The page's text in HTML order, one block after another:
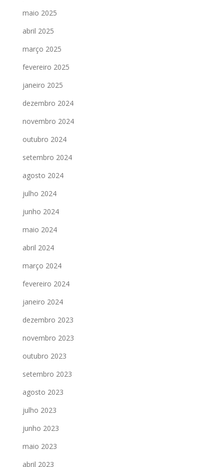
maio 2025
abril 2025
março 2025
fevereiro 2025
janeiro 2025
dezembro 2024
novembro 2024
outubro 2024
setembro 2024
agosto 2024
julho 2024
junho 2024
maio 2024
abril 2024
março 2024
fevereiro 2024
janeiro 2024
dezembro 2023
novembro 2023
outubro 2023
setembro 2023
agosto 2023
julho 2023
junho 2023
maio 2023
abril 2023